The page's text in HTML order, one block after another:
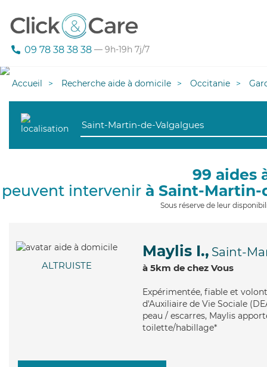
09 78 38 38 38 — 9h-19h 7j/7
Accueil Recherche aide à domicile Occitanie
99 aides
peuvent intervenir à Saint-
Sous réserve de leur
ALTRUISTE
Maylis I., Saint-
à 5km de chez Vous
Expérimentée, fiable et
d'Auxiliaire de Vie Sociale
peau / escarres, Maylis
toilette/habillage*